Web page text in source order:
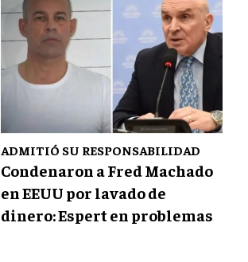
ADMITIÓ SU RESPONSABILIDAD
Condenaron a Fred Machado
en EEUU por lavado de
dinero: Espert en problemas